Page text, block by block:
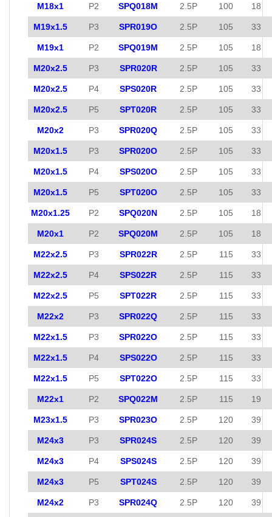
M18x1 P2 SPQ018M 2.5P 100 18
M19x1.5 P3 SPR019O 2.5P 105 33
M19x1 P2 SPQ019M 2.5P 105 18
M20x2.5 P3 SPR020R 2.5P 105 33
M20x2.5 P4 SPS020R 2.5P 105 33
M20x2.5 P5 SPT020R 2.5P 105 33
M20x2 P3 SPR020Q 2.5P 105 33
M20x1.5 P3 SPR020O 2.5P 105 33
M20x1.5 P4 SPS020O 2.5P 105 33
M20x1.5 P5 SPT020O 2.5P 105 33
M20x1.25 P2 SPQ020N 2.5P 105 18
M20x1 P2 SPQ020M 2.5P 105 18
M22x2.5 P3 SPR022R 2.5P 115 33
M22x2.5 P4 SPS022R 2.5P 115 33
M22x2.5 P5 SPT022R 2.5P 115 33
M22x2 P3 SPR022Q 2.5P 115 33
M22x1.5 P3 SPR022O 2.5P 115 33
M22x1.5 P4 SPS022O 2.5P 115 33
M22x1.5 P5 SPT022O 2.5P 115 33
M22x1 P2 SPQ022M 2.5P 115 19
M23x1.5 P3 SPR023O 2.5P 120 39
M24x3 P3 SPR024S 2.5P 120 39
M24x3 P4 SPS024S 2.5P 120 39
M24x3 P5 SPT024S 2.5P 120 39
M24x2 P3 SPR024Q 2.5P 120 39